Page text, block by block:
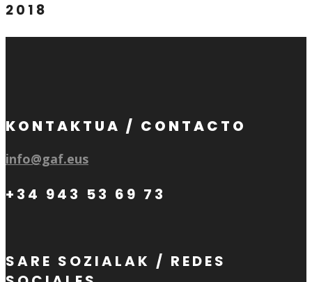
2018
KONTAKTUA / CONTACTO
info@gaf.eus
+34 943 53 69 73
SARE SOZIALAK / REDES